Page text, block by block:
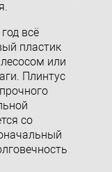
всё
пластик
или
Плинтус
со